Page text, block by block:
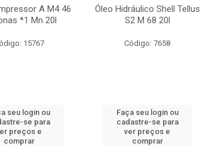
A M4 46
*1 Mn 20l
15767
seu login ou
se para
preços e
comprar
Óleo Hidráulico Shell Tellus
S2 M 68 20l
Código: 7658
Faça seu login ou
cadastre-se para
ver preços e
comprar